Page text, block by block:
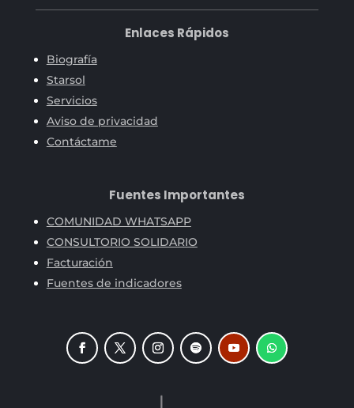
Enlaces Rápidos
Biografía
Starsol
Servicios
Aviso de privacidad
Contáctame
Fuentes Importantes
COMUNIDAD WHATSAPP
CONSULTORIO SOLIDARIO
Facturación
Fuentes de indicadores